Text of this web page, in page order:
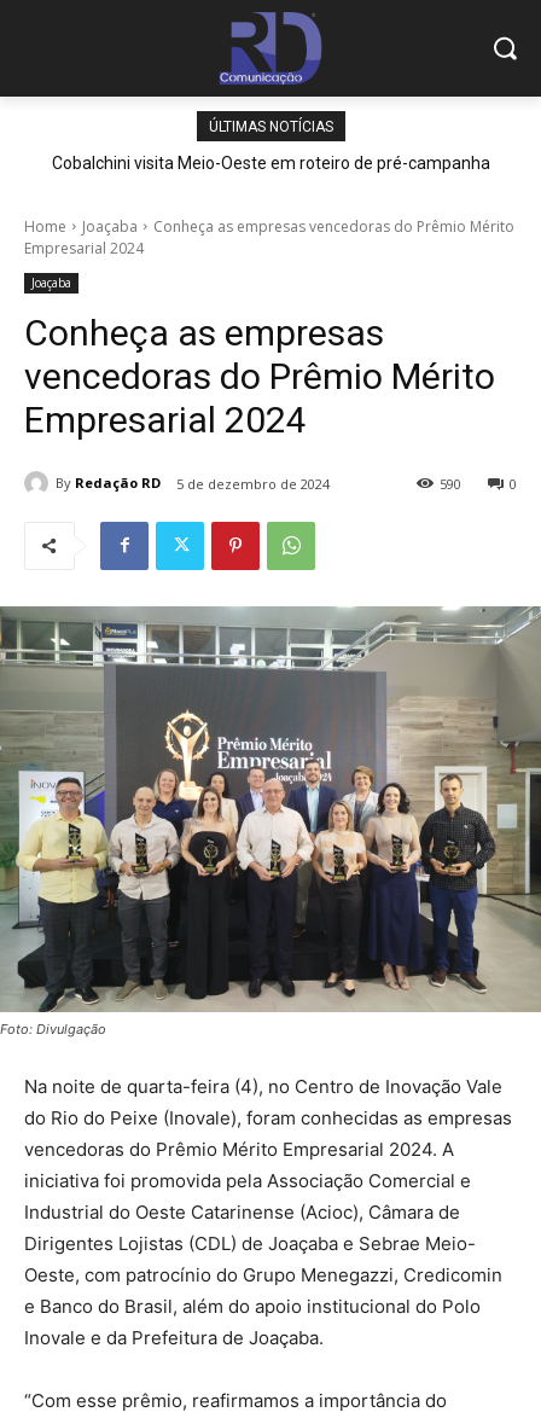
ÚLTIMAS NOTÍCIAS
Cobalchini visita Meio-Oeste em roteiro de pré-campanha
Home Joaçaba
Conheça as empresas vencedoras do Prêmio Mérito
Empresarial 2024
Joaçaba
Conheça as empresas
vencedoras do Prêmio Mérito
Empresarial 2024
By Redação RD 5 de dezembro de 2024 0
590
Foto: Divulgação
Na noite de quarta-feira (4), no Centro de Inovação Vale
do Rio do Peixe (Inovale), foram conhecidas as empresas
vencedoras do Prêmio Mérito Empresarial 2024. A
iniciativa foi promovida pela Associação Comercial e
Industrial do Oeste Catarinense (Acioc), Câmara de
Dirigentes Lojistas (CDL) de Joaçaba e Sebrae Meio-
Oeste, com patrocínio do Grupo Menegazzi, Credicomin
e Banco do Brasil, além do apoio institucional do Polo
Inovale e da Prefeitura de Joaçaba.
“Com esse prêmio, reafirmamos a importância do